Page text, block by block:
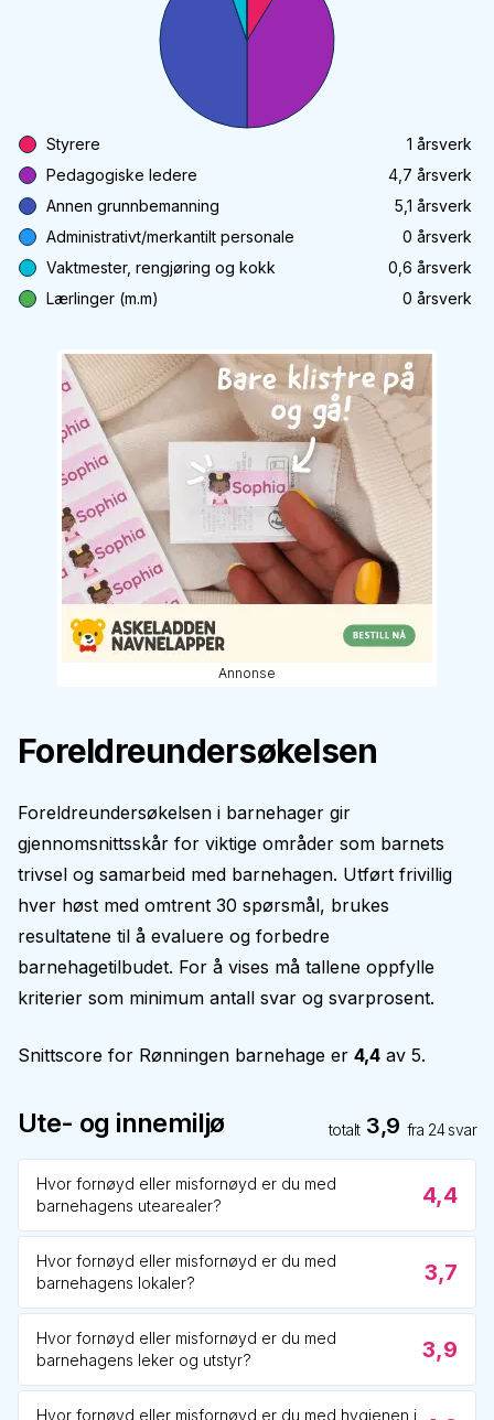
Styrere 1 årsverk
Pedagogiske ledere
4,7 årsverk
Annen grunnbemanning
5,1 årsverk
Administrativt/merkantilt personale
0 årsverk
Vaktmester, rengjøring og kokk
0,6 årsverk
Lærlinger (m.m)
0 årsverk
Annonse
Foreldreundersøkelsen
Foreldreundersøkelsen i barnehager gir
gjennomsnittsskår for viktige områder som barnets
trivsel og samarbeid med barnehagen. Utført frivillig
hver høst med omtrent 30 spørsmål, brukes
resultatene til å evaluere og forbedre
barnehagetilbudet. For å vises må tallene oppfylle
kriterier som minimum antall svar og svarprosent.
Snittscore for Rønningen barnehage er 4,4 av 5.
Ute- og innemiljø totalt 3,9 fra 24svar
Hvor fornøyd eller misfornøyd er du med
barnehagens utearealer?
4,4
Hvor fornøyd eller misfornøyd er du med
barnehagens lokaler?
3,7
Hvor fornøyd eller misfornøyd er du med
barnehagens leker og utstyr?
3,9
Hvor fornøyd eller misfornøyd er du med hygienen i